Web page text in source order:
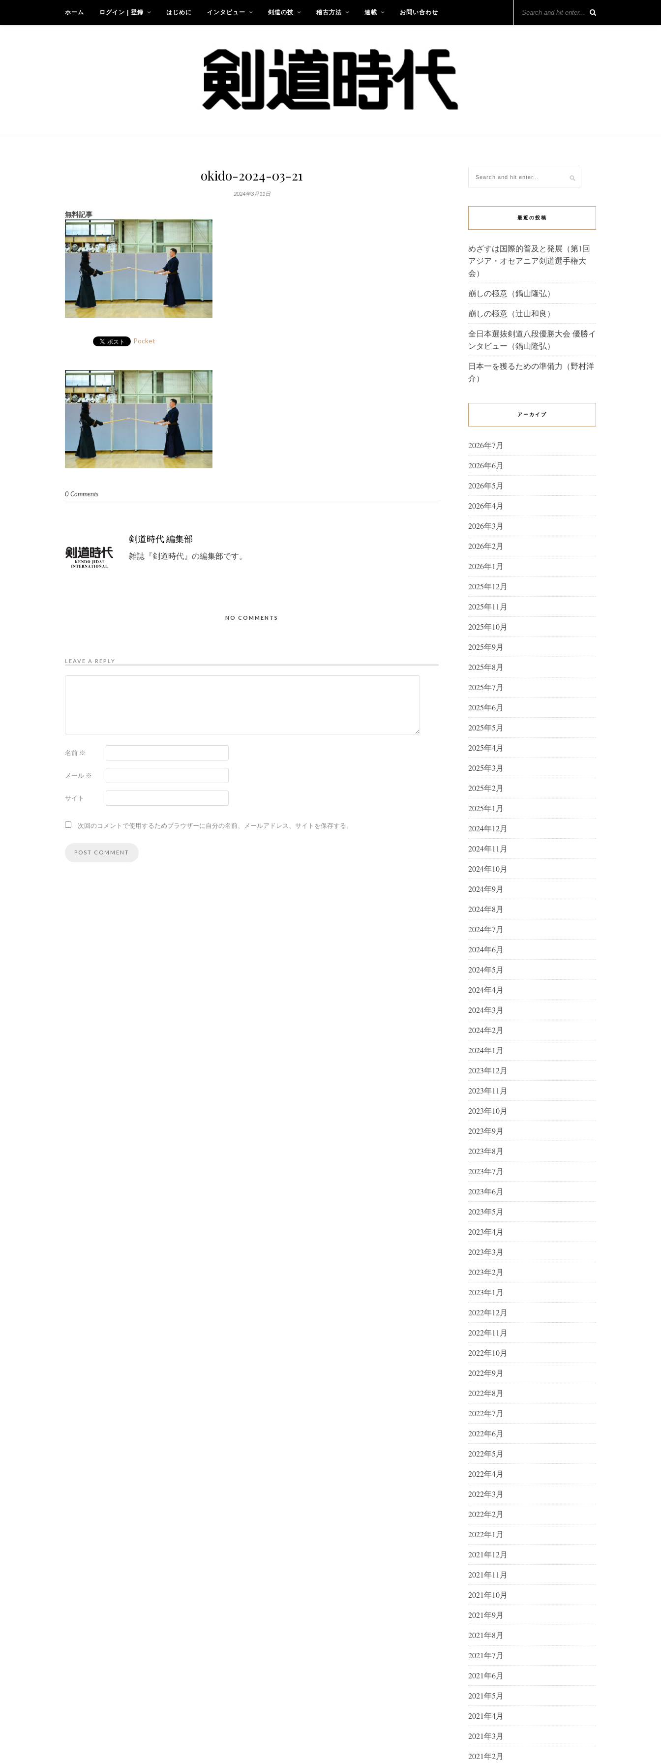
ホーム ログイン | 登録 はじめに インタビュー 剣道の技 稽古方法 連載 お問い合わせ
okido-2024-03-21
2024年3月11日
無料記事
Pocket
0 Comments
剣道時代 編集部
雑誌『剣道時代』の編集部です。
NO COMMENTS
LEAVE A REPLY
名前 ※
メール ※
サイト
次回のコメントで使用するためブラウザーに自分の名前、メールアドレス、サイトを保存する。
最近の投稿
めざすは国際的普及と発展（第1回
アジア・オセアニア剣道選手権大
会）
崩しの極意（鍋山隆弘）
崩しの極意（辻山和良）
全日本選抜剣道八段優勝大会 優勝イ
ンタビュー（鍋山隆弘）
日本一を獲るための準備力（野村洋
介）
アーカイブ
2026年7月
2026年6月
2026年5月
2026年4月
2026年3月
2026年2月
2026年1月
2025年12月
2025年11月
2025年10月
2025年9月
2025年8月
2025年7月
2025年6月
2025年5月
2025年4月
2025年3月
2025年2月
2025年1月
2024年12月
2024年11月
2024年10月
2024年9月
2024年8月
2024年7月
2024年6月
2024年5月
2024年4月
2024年3月
2024年2月
2024年1月
2023年12月
2023年11月
2023年10月
2023年9月
2023年8月
2023年7月
2023年6月
2023年5月
2023年4月
2023年3月
2023年2月
2023年1月
2022年12月
2022年11月
2022年10月
2022年9月
2022年8月
2022年7月
2022年6月
2022年5月
2022年4月
2022年3月
2022年2月
2022年1月
2021年12月
2021年11月
2021年10月
2021年9月
2021年8月
2021年7月
2021年6月
2021年5月
2021年4月
2021年3月
2021年2月